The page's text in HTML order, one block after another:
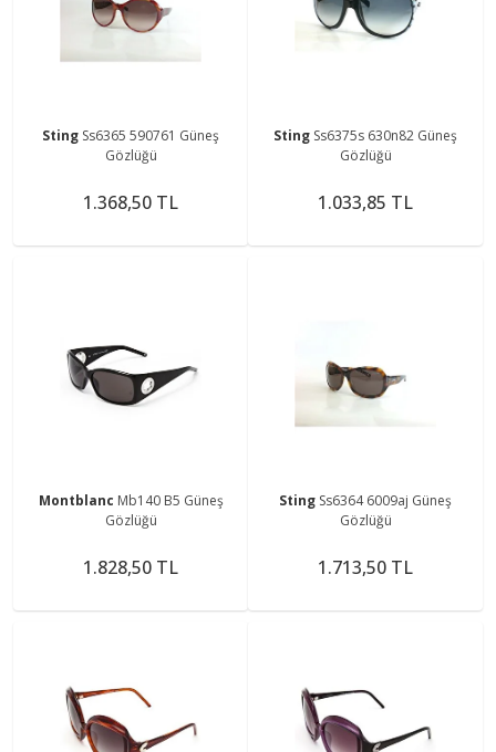
Sting Ss6365 590761 Güneş
Gözlüğü
1.368,50 TL
Sting Ss6375s 630n82 Güneş
Gözlüğü
1.033,85 TL
Montblanc Mb140 B5 Güneş
Gözlüğü
1.828,50 TL
Sting Ss6364 6009aj Güneş
Gözlüğü
1.713,50 TL